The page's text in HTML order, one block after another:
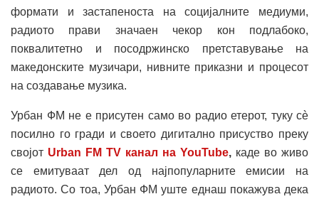
формати и застапеноста на социјалните медиуми,
радиото прави значаен чекор кон подлабоко,
поквалитетно и посодржинско претставување на
македонските музичари, нивните приказни и процесот
на создавање музика.
Урбан ФМ не е присутен само во радио етерот, туку сè
посилно го гради и своето дигитално присуство преку
својот Urban FM TV канал на YouTube, каде во живо
се емитуваат дел од најпопуларните емисии на
радиото. Со тоа, Урбан ФМ уште еднаш покажува дека